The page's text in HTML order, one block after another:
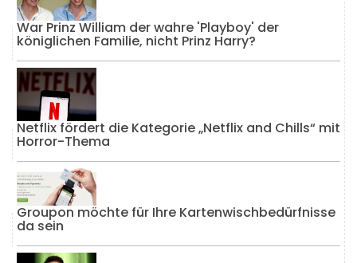
War Prinz William der wahre 'Playboy' der
königlichen Familie, nicht Prinz Harry?
Netflix fördert die Kategorie „Netflix and Chills“ mit
Horror-Thema
Groupon möchte für Ihre Kartenwischbedürfnisse
da sein